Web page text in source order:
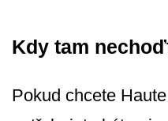
Kdy tam
Pokud chcete